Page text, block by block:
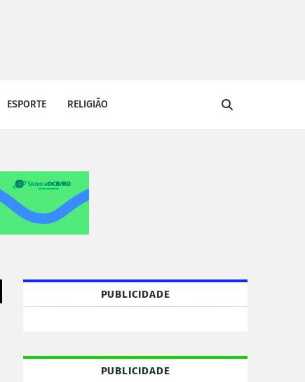
ESPORTE RELIGIÃO
PUBLICIDADE
PUBLICIDADE